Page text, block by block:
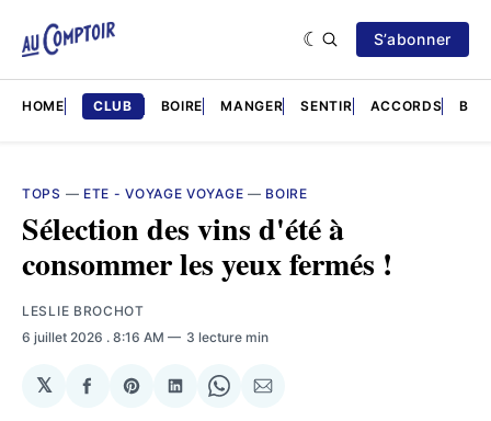
S’abonner
HOME CLUB BOIRE MANGER SENTIR ACCORDS
TOPS — ETE - VOYAGE VOYAGE — BOIRE
Sélection des vins d'été à
consommer les yeux fermés !
LESLIE BROCHOT
6 juillet 2026 . 8:16 AM 3 lecture min
𝕏
Partager
SharePartager
SharePartager